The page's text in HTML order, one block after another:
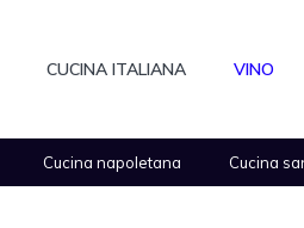
CUCINA ITALIANA VINO
Cucina napoletana Cucina